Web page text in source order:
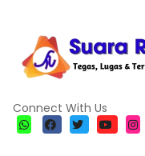
Connect With Us